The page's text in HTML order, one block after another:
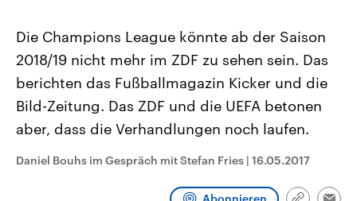
Landtagswahl Sachsen-Anhalt
2026
Alle Informationen
Sachsen-Anhalt wählt am 6.
September 2026 einen neuen
Landtag. Seit 2021 wird das
CDU, SPD und FDP regiert.-
Wahlprogramme, aktuelle Berichte
USA
Aktuelle Beiträge,
Hintergründe
Wirtschaftlich und
gehören die Vereinigten
den mächtigsten Ländern
aktuelle Weltgeschehen.
Die Champions League könnte ab der Saison
2018/19 nicht mehr im ZDF zu sehen sein. Das
berichten das Fußballmagazin Kicker und die
Bild-Zeitung. Das ZDF und die UEFA betonen
aber, dass die Verhandlungen noch laufen.
Daniel Bouhs im Gespräch mit Stefan Fries | 16.05.2017